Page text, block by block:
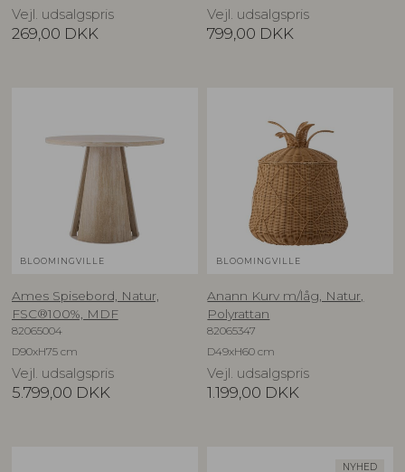
Vejl. udsalgspris
269,00 DKK
Vejl. udsalgspris
799,00 DKK
BLOOMINGVILLE
Ames Spisebord, Natur,
FSC®100%, MDF
82065004
D90xH75 cm
Vejl. udsalgspris
5.799,00 DKK
BLOOMINGVILLE
Anann Kurv m/låg, Natur,
Polyrattan
82065347
D49xH60 cm
Vejl. udsalgspris
1.199,00 DKK
NYHED